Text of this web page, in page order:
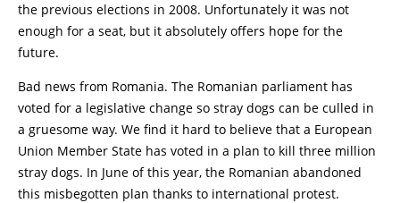
the previous elections in 2008. Unfortunately it was not
enough for a seat, but it absolutely offers hope for the
future.
Bad news from Romania. The Romanian parliament has
voted for a legislative change so stray dogs can be culled in
a gruesome way. We find it hard to believe that a European
Union Member State has voted in a plan to kill three million
stray dogs. In June of this year, the Romanian abandoned
this misbegotten plan thanks to international protest.